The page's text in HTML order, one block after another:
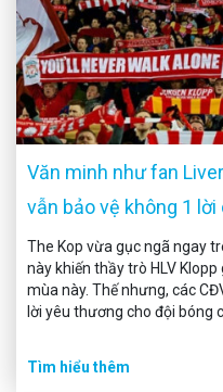
Văn minh như fan
vẫn bảo vệ không 1 lời
The Kop vừa gục ngã ngay
này khiến thầy trò HLV
mùa này. Thế nhưng, các
lời yêu thương cho đội bóng
Tìm hiểu thêm